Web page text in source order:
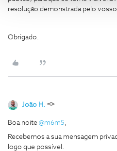
resolução demonstrada pelo
Obrigado.
João H.
Boa noite @m6m5,
Recebemos a sua mensagem
logo que possível.